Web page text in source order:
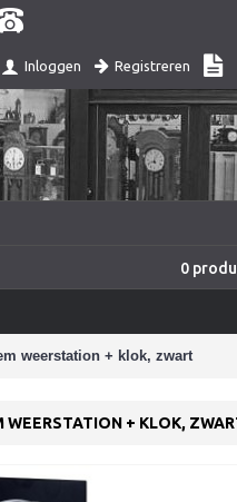
Inloggen Registreren
0
weerstation + klok, zwart
WEERSTATION + KLOK,